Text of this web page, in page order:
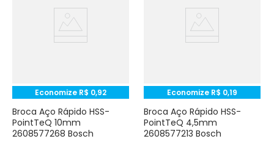
Economize R$ 0,92
Broca Aço Rápido HSS-
PointTeQ 10mm
2608577268 Bosch
Economize R$ 0,19
Broca Aço Rápido HSS-
PointTeQ 4,5mm
2608577213 Bosch